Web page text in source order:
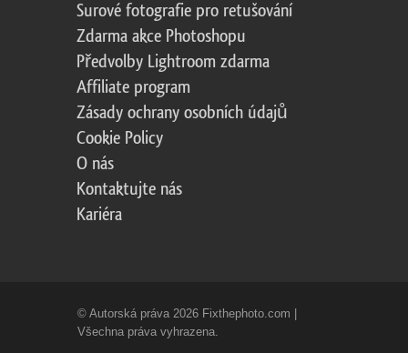
Surové fotografie pro retušování
Zdarma akce Photoshopu
Předvolby Lightroom zdarma
Affiliate program
Zásady ochrany osobních údajů
Cookie Policy
O nás
Kontaktujte nás
Kariéra
© Autorská práva 2026 Fixthephoto.com |
Všechna práva vyhrazena.